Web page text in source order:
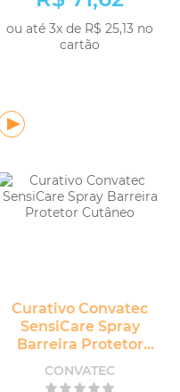
ou até 3x de R$ 25,13 no
cartão
Curativo Convatec
SensiCare Spray
Barreira Protetor
Cutâneo
CONVATEC